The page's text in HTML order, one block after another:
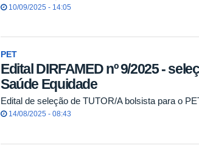
10/09/2025 - 14:05
PET
Edital DIRFAMED nº 9/2025 -
Saúde Equidade
Edital de seleção de TUTOR/A bolsista para o
14/08/2025 - 08:43